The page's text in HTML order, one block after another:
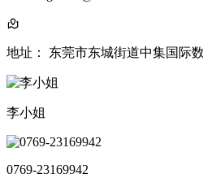
地址： 东莞市东城街道中集国际
李小姐
0769-23169942